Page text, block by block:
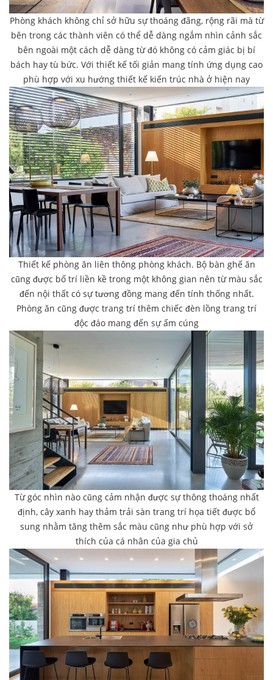
Phòng khách không chỉ sở hữu sự thoáng đãng, rộng rãi mà từ
bên trong các thành viên có thể dễ dàng ngắm nhìn cảnh sắc
bên ngoài một cách dễ dàng từ đó không có cảm giác bị bí
bách hay tù bức. Với thiết kế tối giản mang tính ứng dụng cao
phù hợp với xu hướng thiết kế kiến trúc nhà ở hiện nay
Thiết kế phòng ăn liên thông phòng khách. Bộ bàn ghế ăn
cũng được bố trí liền kề trong một không gian nên từ màu sắc
đến nội thất có sự tương đồng mang đến tính thống nhất.
Phòng ăn cũng được trang trí thêm chiếc đèn lồng trang trí
độc đáo mang đến sự ấm cúng
Từ góc nhìn nào cũng cảm nhận được sự thông thoáng nhất
định, cây xanh hay thảm trải sàn trang trí họa tiết được bổ
sung nhằm tăng thêm sắc màu cũng như phù hợp với sở
thích của cá nhân của gia chủ